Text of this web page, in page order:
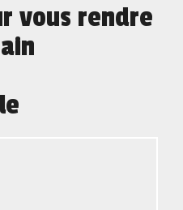
vous rendre